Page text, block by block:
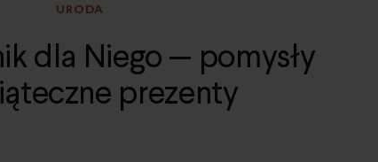
URODA
dla Niego — pomysły
prezenty